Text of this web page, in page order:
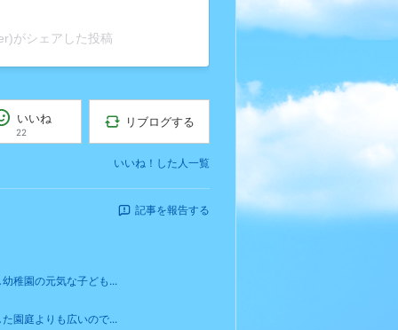
がシェアした投稿
いいね
22
リブログする
いいね！した人一覧
記事を報告する
稚園の元気な子ども...
園庭よりも広いので...